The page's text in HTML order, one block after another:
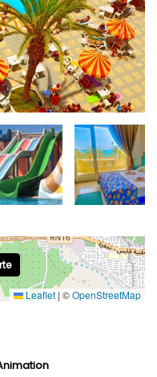
Leaflet | ©OpenStreetMap